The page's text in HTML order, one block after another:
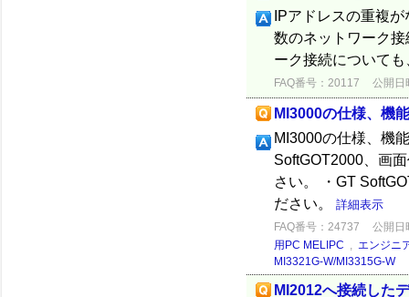
IPアドレスの重複
数のネットワーク
ーク接続について
FAQ番号：20117 公開日
MI3000の仕様、機
MI3000の仕様、機
SoftGOT2000、画
さい。 ・GT
ださい。 詳細表示
FAQ番号：24737
公開日
用PC MELIPC , エンジニ
MI3321G-W/MI3315G-W
MI2012へ接続した